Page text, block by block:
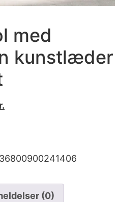
med
kunstlæder
(0)